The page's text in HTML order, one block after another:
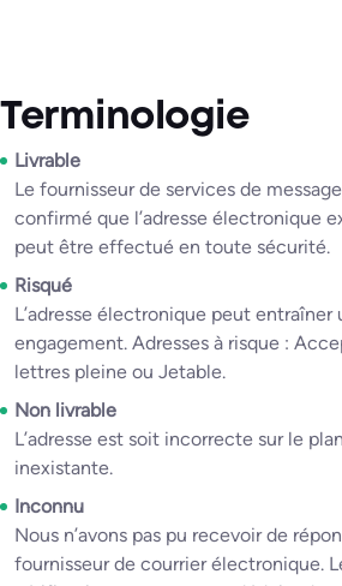
Terminologie
Livrable
Le fournisseur de services de
confirmé que l’adresse électronique
peut être effectué en toute sécurité.
Risqué
L’adresse électronique peut
engagement. Adresses à risque :
lettres pleine ou Jetable.
Non livrable
L’adresse est soit incorrecte sur le
inexistante.
Inconnu
Nous n’avons pas pu recevoir de
fournisseur de courrier électronique.